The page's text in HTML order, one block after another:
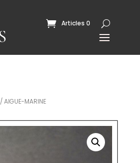
Articles 0
/ AIGUE-MARINE